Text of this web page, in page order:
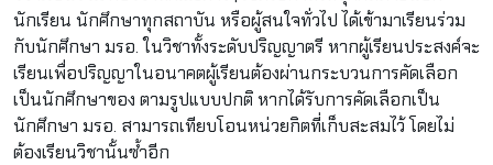
นักเรียน นักศึกษาทุกสถาบัน หรือผู้สนใจทั่วไป ได้เข้ามาเรียนร่วม
กับนักศึกษา มรอ. ในวิชาทั้งระดับปริญญาตรี หากผู้เรียนประสงค์จะ
เรียนเพื่อปริญญาในอนาคตผู้เรียนต้องผ่านกระบวนการคัดเลือก
เป็นนักศึกษาของ ตามรูปแบบปกติ หากได้รับการคัดเลือกเป็น
นักศึกษา มรอ. สามารถเทียบโอนหน่วยกิตที่เก็บสะสมไว้ โดยไม่
ต้องเรียนวิชานั้นซ้ำอีก